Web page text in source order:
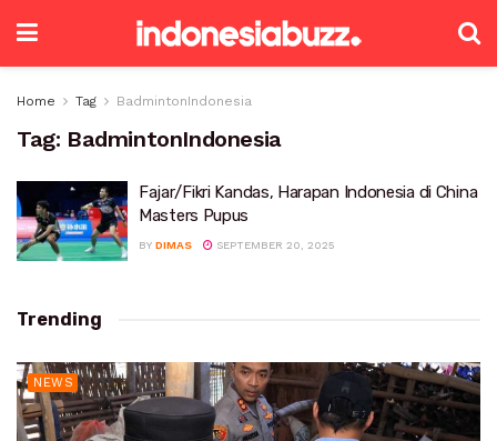
Home Tag BadmintonIndonesia
Tag: BadmintonIndonesia
Fajar/Fikri Kandas, Harapan Indonesia di China
Masters Pupus
BY DIMAS SEPTEMBER 20, 2025
Trending
NEWS